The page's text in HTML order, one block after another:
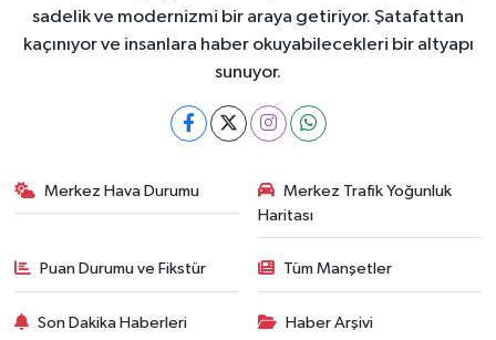
sadelik ve modernizmi bir araya getiriyor. Şatafattan
kaçınıyor ve insanlara haber okuyabilecekleri bir altyapı
sunuyor.
Merkez Hava Durumu
Merkez Trafik Yoğunluk
Haritası
Puan Durumu ve Fikstür Tüm Manşetler
Son Dakika Haberleri Haber Arşivi